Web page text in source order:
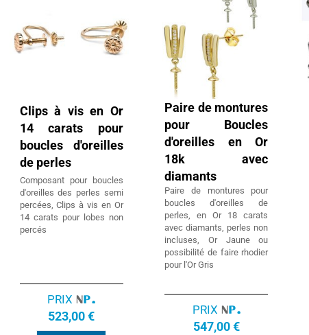
Clips à vis en Or
14 carats pour
boucles d'oreilles
de perles
Composant pour boucles
d'oreilles des perles semi
percées, Clips à vis en Or
14 carats pour lobes non
percés
PRIX
523,00 €
Paire de montures
pour Boucles
d'oreilles en Or
18k avec
diamants
Paire de montures pour
boucles d'oreilles de
perles, en Or 18 carats
avec diamants, perles non
incluses, Or Jaune ou
possibilité de faire rhodier
pour l'Or Gris
PRIX
547,00 €